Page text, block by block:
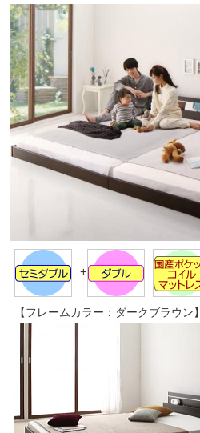
+
【フレームカラー：ダークブラウン】